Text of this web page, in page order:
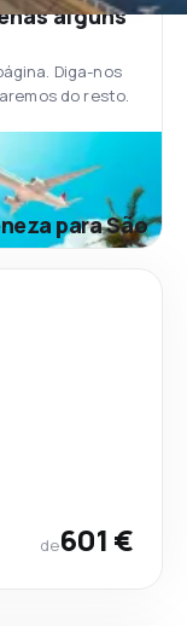
alguns
Diga-nos
do resto.
para São
de601 €